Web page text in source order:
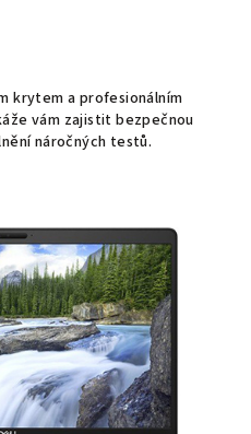
krytem a profesionálním
vám zajistit bezpečnou
náročných testů.